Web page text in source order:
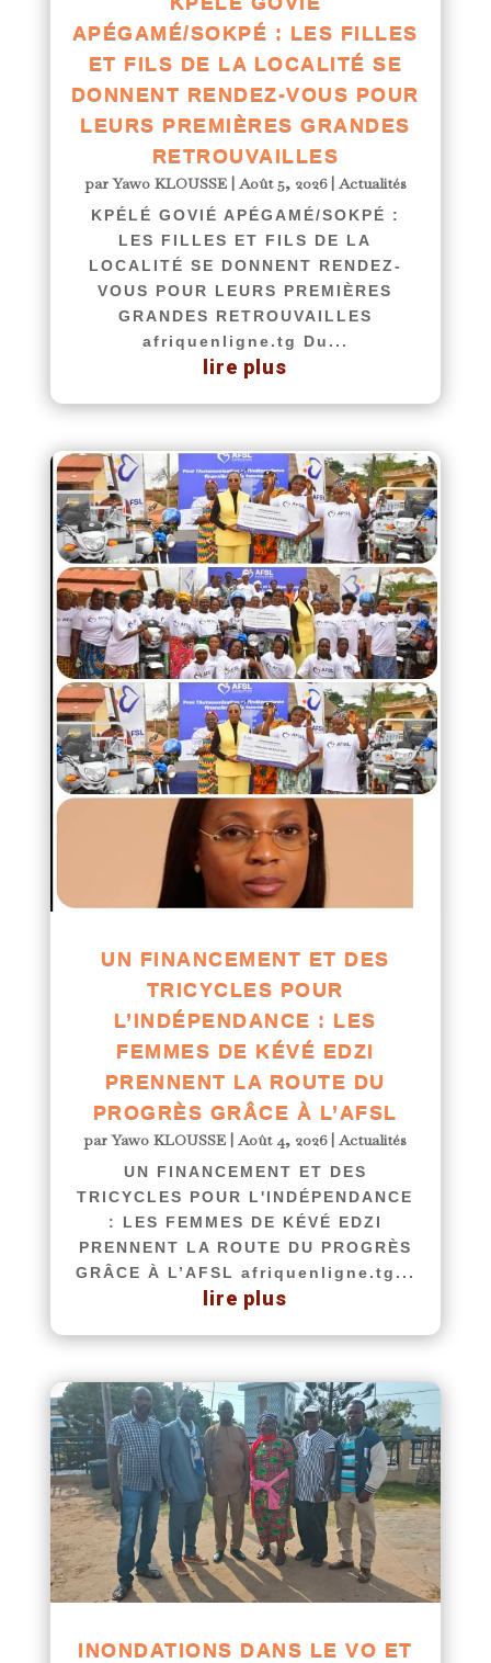
APÉGAMÉ/SOKPÉ : LES FILLES
ET FILS DE LA LOCALITÉ SE
DONNENT RENDEZ-VOUS POUR
LEURS PREMIÈRES GRANDES
RETROUVAILLES
parYawo KLOUSSE|Août 5, 2026|Actualités
KPÉLÉ GOVIÉ APÉGAMÉ/SOKPÉ :
LES FILLES ET FILS DE LA
LOCALITÉ SE DONNENT RENDEZ-
VOUS POUR LEURS PREMIÈRES
GRANDES RETROUVAILLES
afriquenligne.tg Du...
lire plus
UN FINANCEMENT ET DES
TRICYCLES POUR
L’INDÉPENDANCE : LES
FEMMES DE KÉVÉ EDZI
PRENNENT LA ROUTE DU
PROGRÈS GRÂCE À L’AFSL
parYawo KLOUSSE |Août 4, 2026|Actualités
UN FINANCEMENT ET DES
TRICYCLES POUR L'INDÉPENDANCE
: LES FEMMES DE KÉVÉ EDZI
PRENNENT LA ROUTE DU PROGRÈS
GRÂCE À L’AFSL afriquenligne.tg...
lire plus
INONDATIONS DANS LE VO ET